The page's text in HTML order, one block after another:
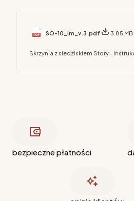
SO-10_im_v.3.pdf 3.85 MB
Skrzynia z siedziskiem Story -
bezpieczne płatności